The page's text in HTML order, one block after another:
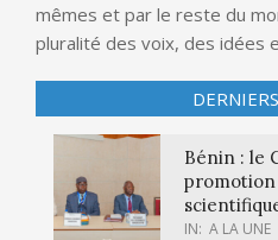
mêmes et par le reste du
pluralité des voix, des idées
Bénin : le
IN: A LA UNE